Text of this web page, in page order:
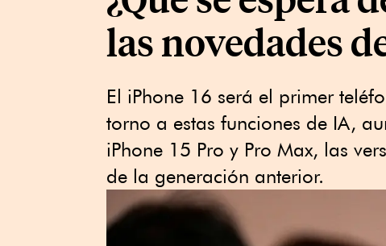
las novedades
El iPhone 16 será el primer
torno a estas funciones de IA,
iPhone 15 Pro y Pro Max, las
de la generación anterior.